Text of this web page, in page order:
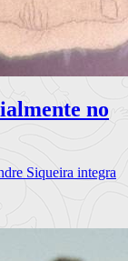
no
Siqueira integra